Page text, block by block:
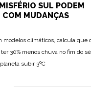
SUL PODEM
MUDANÇAS
modelos climáticos, calcula que
30% menos chuva no fim do
subir 3ºC